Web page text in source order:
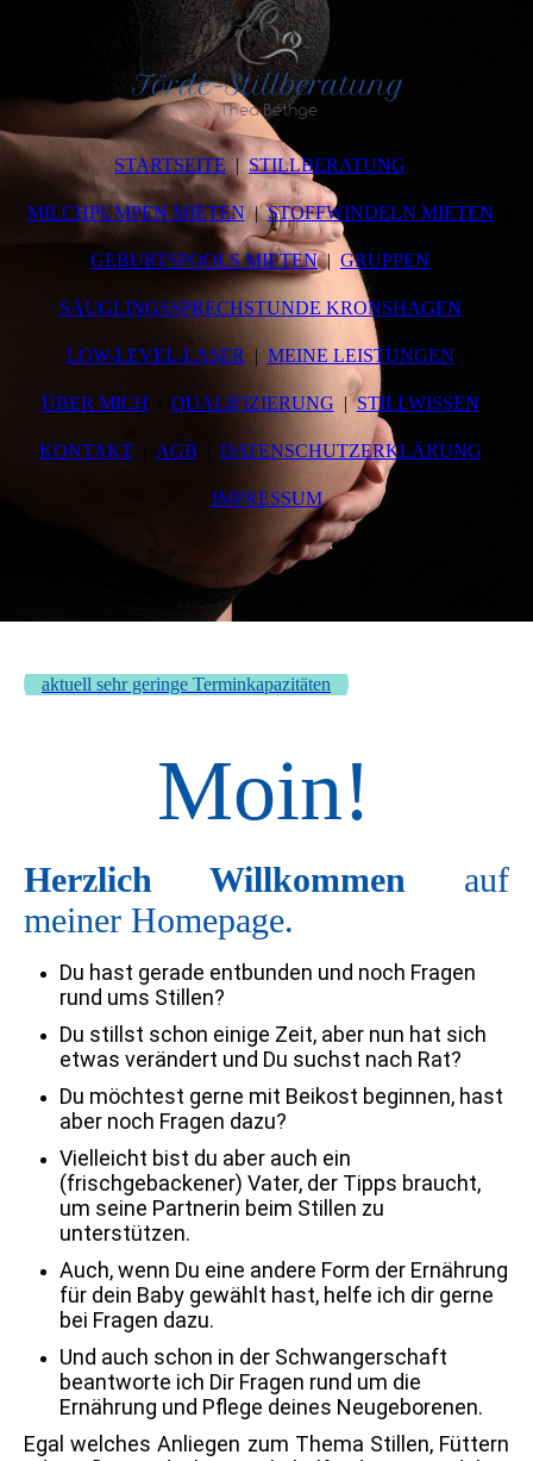
STARTSEITE STILLBERATUNG
MILCHPUMPEN MIETEN STOFFWINDELN MIETEN
GEBURTSPOOLS MIETEN GRUPPEN
SÄUGLINGSSPRECHSTUNDE KRONSHAGEN
LOW-LEVEL-LASER MEINE LEISTUNGEN
ÜBER MICH QUALIFIZIERUNG STILLWISSEN
KONTAKT AGB DATENSCHUTZERKLÄRUNG
IMPRESSUM
aktuell sehr geringe Terminkapazitäten
Moin!
Herzlich Willkommen auf
meiner Homepage.
Du hast gerade entbunden und noch Fragen
rund ums Stillen?
Du stillst schon einige Zeit, aber nun hat sich
etwas verändert und Du suchst nach Rat?
Du möchtest gerne mit Beikost beginnen, hast
aber noch Fragen dazu?
Vielleicht bist du aber auch ein
(frischgebackener) Vater, der Tipps braucht,
um seine Partnerin beim Stillen zu
unterstützen.
Auch, wenn Du eine andere Form der Ernährung
für dein Baby gewählt hast, helfe ich dir gerne
bei Fragen dazu.
Und auch schon in der Schwangerschaft
beantworte ich Dir Fragen rund um die
Ernährung und Pflege deines Neugeborenen.
Egal welches Anliegen zum Thema Stillen, Füttern